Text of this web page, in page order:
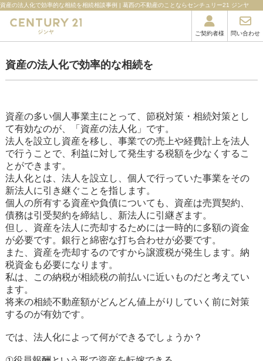
資産の法人化で効率的な相続を相続相談事例 | 葛西の不動産のことならセンチュリー21 ジンヤ
ご契約者様 問い合わせ
資産の法人化で効率的な相続を
資産の多い個人事業主にとって、節税対策・相続対策とし
て有効なのが、「資産の法人化」です。
法人を設立し資産を移し、事業での売上や経費計上を法人
で行うことで、利益に対して発生する税額を少なくするこ
とができます。
法人化とは、法人を設立し、個人で行っていた事業をその
新法人に引き継ぐことを指します。
個人の所有する資産や負債についても、資産は売買契約、
債務は引受契約を締結し、新法人に引継ぎます。
但し、資産を法人に売却するためには一時的に多額の資金
が必要です。銀行と綿密な打ち合わせが必要です。
また、資産を売却するのですから譲渡税が発生します。納
税資金も必要になります。
私は、この納税が相続税の前払いに近いものだと考えてい
ます。
将来の相続不動産額がどんどん値上がりしていく前に対策
するのが有効です。
では、法人化によって何ができるでしょうか？